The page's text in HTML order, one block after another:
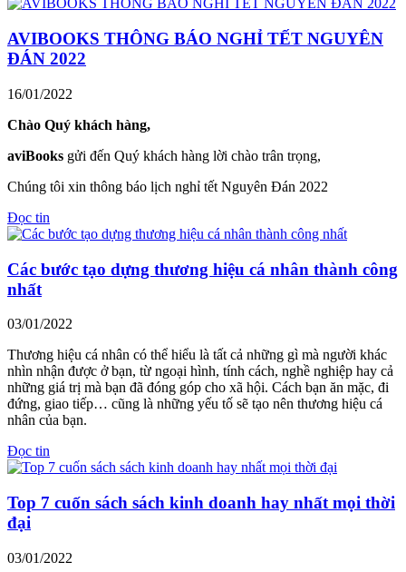
AVIBOOKS THÔNG BÁO NGHỈ TẾT NGUYÊN
ĐÁN 2022
16/01/2022
Chào Quý khách hàng,
aviBooks gửi đến Quý khách hàng lời chào trân trọng,
Chúng tôi xin thông báo lịch nghỉ tết Nguyên Đán 2022
Đọc tin
Các bước tạo dựng thương hiệu cá nhân thành công
nhất
03/01/2022
Thương hiệu cá nhân có thể hiểu là tất cả những gì mà người khác
nhìn nhận được ở bạn, từ ngoại hình, tính cách, nghề nghiệp hay cả
những giá trị mà bạn đã đóng góp cho xã hội. Cách bạn ăn mặc, đi
đứng, giao tiếp… cũng là những yếu tố sẽ tạo nên thương hiệu cá
nhân của bạn.
Đọc tin
Top 7 cuốn sách sách kinh doanh hay nhất mọi thời
đại
03/01/2022